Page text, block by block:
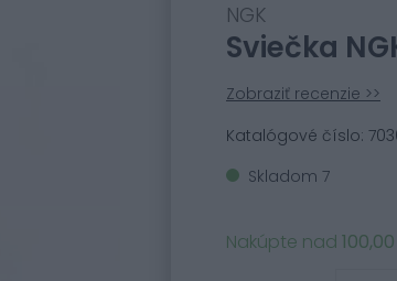
NGK
Sviečka
Zobraziť recenzie >>
Katalógové číslo:
Skladom 7
Nakúpte nad